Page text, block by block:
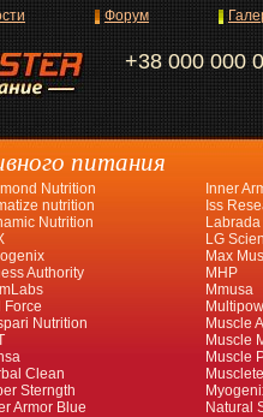
+38 000 000
Форум
питания
Nutrition
nutrition
Nutrition
Authority
Force
Nutrition
Clean
Sterngth
Armor Blue
Inner
Iss
Labrada
LG
Max
MHP
Mmusa
Muscle
Muscle
Muscle
Natural